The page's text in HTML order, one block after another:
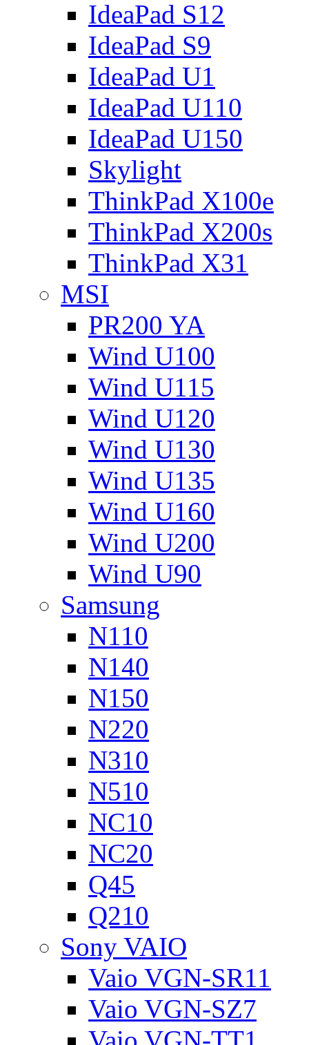
IdeaPad S12
IdeaPad S9
IdeaPad U1
IdeaPad U110
IdeaPad U150
Skylight
ThinkPad X100e
ThinkPad X200s
ThinkPad X31
MSI
PR200 YA
Wind U100
Wind U115
Wind U120
Wind U130
Wind U135
Wind U160
Wind U200
Wind U90
Samsung
N110
N140
N150
N220
N310
N510
NC10
NC20
Q45
Q210
Sony VAIO
Vaio VGN-SR11
Vaio VGN-SZ7